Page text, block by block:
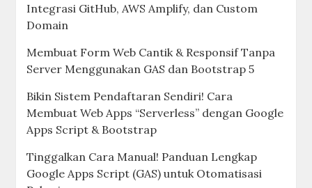
Integrasi GitHub, AWS Amplify, dan Custom
Domain
Membuat Form Web Cantik & Responsif Tanpa
Server Menggunakan GAS dan Bootstrap 5
Bikin Sistem Pendaftaran Sendiri! Cara
Membuat Web Apps “Serverless” dengan Google
Apps Script & Bootstrap
Tinggalkan Cara Manual! Panduan Lengkap
Google Apps Script (GAS) untuk Otomatisasi